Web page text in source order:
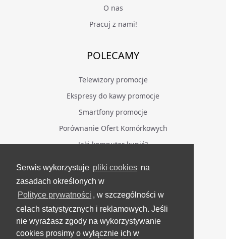
Serwis wykorzystuje pliki cookies na
zasadach określonych w
Polityce prywatności , w szczególności w
celach statystycznych i reklamowych. Jeśli
nie wyrażasz zgody na wykorzystywanie
cookies prosimy o wyłącznie ich w
O nas
Pracuj z nami!
POLECAMY
Telewizory promocje
Ekspresy do kawy promocje
Smartfony promocje
Porównanie Ofert Komórkowych
Jaki komputer kupić?
BĄDŹ NA BIEŻĄCO
Facebook
Grupa Testerzy Videotestów
YouTube